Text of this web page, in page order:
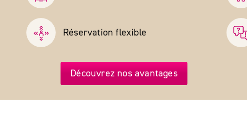
Réservation flexible
Découvrez nos avantages